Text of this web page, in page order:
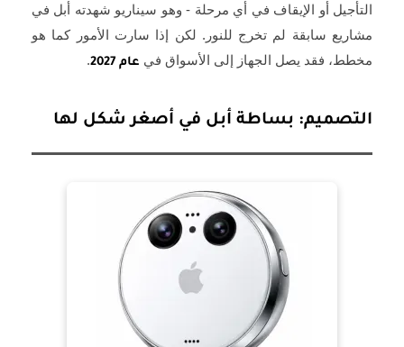
التأجيل أو الإيقاف في أي مرحلة - وهو سيناريو شهدته أبل في
مشاريع سابقة لم تخرج للنور. لكن إذا سارت الأمور كما هو
مخطط، فقد يصل الجهاز إلى الأسواق في عام 2027 .
التصميم: بساطة أبل في أصغر شكل لها